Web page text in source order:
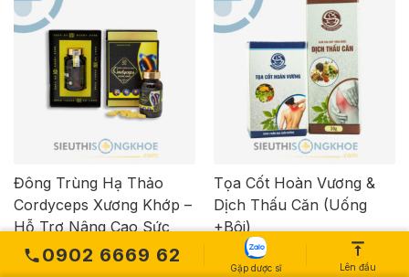
Đông Trùng Hạ Thảo
Cordyceps Xương Khớp –
Hỗ Trợ Nâng Cao Sức
Khoẻ Xương Khớp & Tăng
Tọa Cốt Hoàn Vương &
Dịch Thấu Căn (Uống
+Bôi)
0902 6669 62
Gặp dược sĩ Lên đầu